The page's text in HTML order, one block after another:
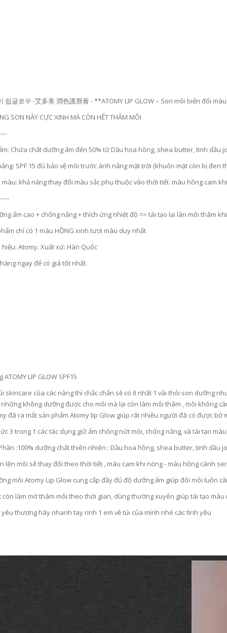
립글로우 -艾多美 潤色護唇膏 - **ATOMY LIP GLOW – Son môi biến đổi
SON NÀY CỰC XINH MÀ CÒN HẾT THÂM MÔI
Chứa chất dưỡng ẩm đến 50% từ Dầu hoa hồng, shea butter, tinh dầu
SPF 15 đủ bảo vệ môi trước ánh nắng mặt trời (khuôn mặt còn bị đen
màu: khả năng thay đổi màu sắc phụ thuộc vào thời tiết. màu hồng cam
ẩm cao + chống nắng + thích ứng nhiệt độ => tái tạo lại làn môi thâm
chỉ có 1 màu HỒNG xinh tươi màu duy nhất
Atomy. Xuất xứ: Hàn Quốc
ngay để có giá tốt nhất.
LIP GLOW SPF15
skincare của các nàng thì chắc chắn sẽ có ít nhất 1 vài thỏi son dưỡng
không dưỡng được cho môi mà lại còn làm môi thâm , môi không
đã ra mắt sản phẩm Atomy lip Glow giúp rất nhiều người đã có được bờ
3 trong 1 các tác dụng giữ ẩm chống nứt môi, chống nắng, và tái tạo
:100% dưỡng chất thiên nhiên : Dầu hoa hồng, shea butter, tinh dầu
lên môi sẽ thay đổi theo thời tiết , màu cam khi nóng - màu hồng cánh
môi Atomy Lip Glow cung cấp đầy đủ độ dưỡng ẩm giúp đôi môi luôn
còn làm mờ thâm môi theo thời gian, dùng thường xuyên giúp tái tạo màu
yêu thương hãy nhanh tay rinh 1 em về túi của mình nhé các tình yêu